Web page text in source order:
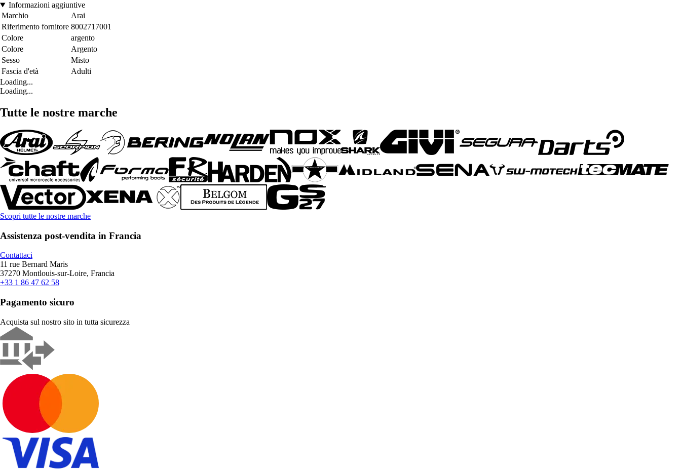
Informazioni aggiuntive
Marchio
Arai
Riferimento fornitore 8002717001
Colore
argento
Colore
Argento
Sesso
Misto
Fascia d'età
Adulti
Loading...
Loading...
Tutte le nostre marche
Scopri tutte le nostre marche
Assistenza post-vendita in Francia
Contattaci
11 rue Bernard Maris
37270 Montlouis-sur-Loire, Francia
+33 1 86 47 62 58
Pagamento sicuro
Acquista sul nostro sito in tutta sicurezza